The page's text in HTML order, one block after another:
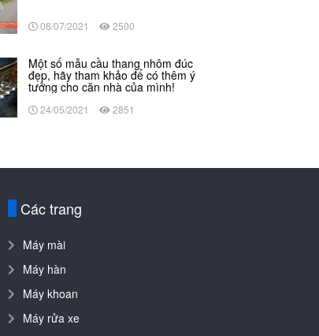
08/07/2021 2500
Một số mẫu cầu thang nhôm đúc
đẹp, hãy tham khảo để có thêm ý
tưởng cho căn nhà của mình!
24/05/2021 2851
Các trang
Máy mài
Máy hàn
Máy khoan
Máy rửa xe